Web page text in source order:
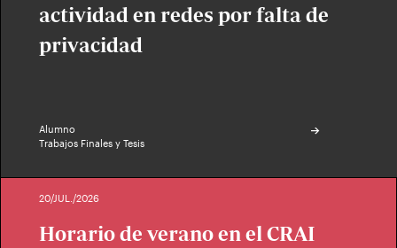
actividad en redes por falta de
privacidad
Alumno
Trabajos Finales y Tesis
20/JUL./2026
Horario de verano en el CRAI